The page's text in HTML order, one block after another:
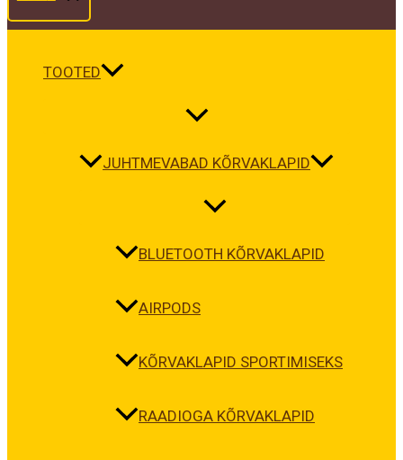
TOOTED
JUHTMEVABAD KÕRVAKLAPID
BLUETOOTH KÕRVAKLAPID
AIRPODS
KÕRVAKLAPID SPORTIMISEKS
RAADIOGA KÕRVAKLAPID